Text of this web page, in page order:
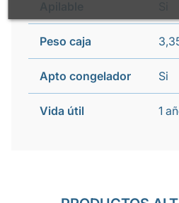
Peso caja
Apto congelador Si
Vida útil 1